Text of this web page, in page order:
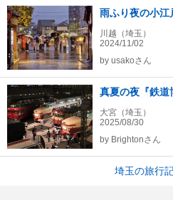
雨ふり夜の小
川越（埼玉）
2024/11/02
by usakoさん
真夏の夜『鉄道
大宮（埼玉）
2025/08/30
by Brightonさん
埼玉の旅行